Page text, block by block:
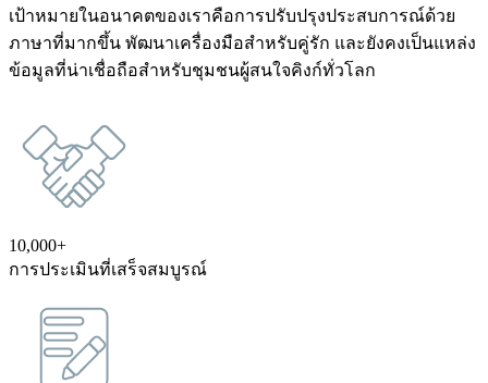
เป้าหมายในอนาคตของเราคือการปรับปรุงประสบการณ์ด้วย
ภาษาที่มากขึ้น พัฒนาเครื่องมือสำหรับคู่รัก และยังคงเป็นแหล่ง
ข้อมูลที่น่าเชื่อถือสำหรับชุมชนผู้สนใจคิงก์ทั่วโลก
10,000+
การประเมินที่เสร็จสมบูรณ์